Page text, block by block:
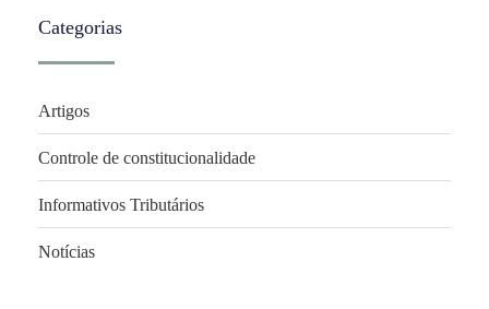
Categorias
Artigos
Controle de constitucionalidade
Informativos Tributários
Notícias